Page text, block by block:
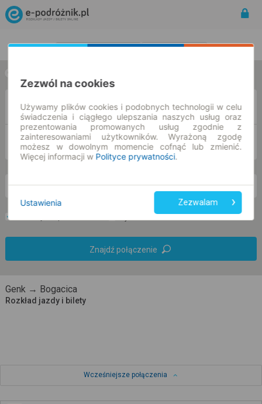
Z
DO
nd. 9 sie. -- : --
Znajdź połączenie
Genk → Bogacica
Rozkład jazdy i bilety
Wcześniejsze połączenia
Zezwól na cookies
Używamy plików cookies i podobnych technologii w celu
świadczenia i ciągłego ulepszania naszych usług oraz
prezentowania promowanych usług zgodnie z
zainteresowaniami użytkowników. Wyrażoną zgodę
możesz w dowolnym momencie cofnąć lub zmienić.
Więcej informacji w Polityce prywatności.
Ustawienia Zezwalam